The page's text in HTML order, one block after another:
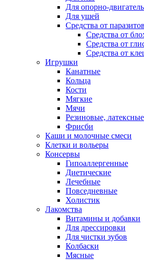
Для опорно-
Для ушей
Средства от паразитов
Средства от
Средства от
Средства от
Игрушки
Канатные
Кольца
Кости
Мягкие
Мячи
Резиновые, латексные
Фрисби
Каши и молочные смеси
Клетки и вольеры
Консервы
Гипоаллергенные
Диетические
Лечебные
Повседневные
Холистик
Лакомства
Витамины и добавки
Для дрессировки
Для чистки зубов
Колбаски
Мясные